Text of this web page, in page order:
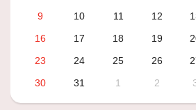
9
10 11 12
16
17 18 19
23
24 25 26
30
31 1 2